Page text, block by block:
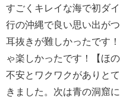
すごくキレイな海で初ダ
行の沖縄で良い思い出が
耳抜きが難しかったです
ゃ楽しかったです！【ほの
不安とワクワクがありと
きました。次は青の洞窟